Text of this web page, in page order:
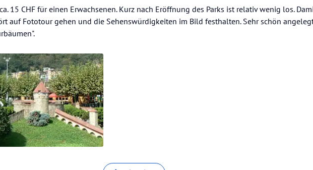
15 CHF für einen Erwachsenen. Kurz nach Eröffnung des Parks ist relativ wenig los.
auf Fototour gehen und die Sehenswürdigkeiten im Bild festhalten. Sehr schön